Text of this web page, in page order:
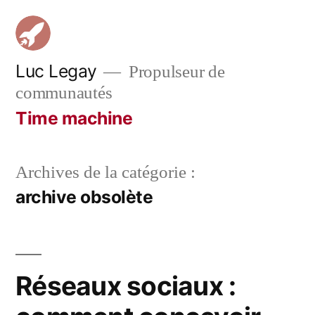
Aller
contenu
Luc Legay
Propulseur de
communautés
Time machine
Archives de la catégorie :
archive obsolète
Réseaux sociaux :